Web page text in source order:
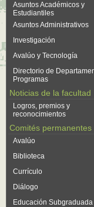
Asuntos Académicos y
Estudiantiles
Asuntos Administrativos
Investigación
Avalúo y Tecnología
Directorio de
Programas
Noticias de la facultad
Logros, premios y
reconocimientos
Comités permanentes
Avalúo
Biblioteca
Currículo
Diálogo
Educación Subgraduada